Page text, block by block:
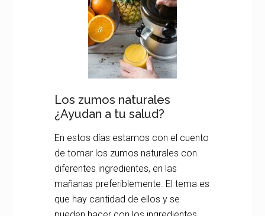
Los zumos naturales
¿Ayudan a tu salud?
En estos días estamos con el cuento
de tomar los zumos naturales con
diferentes ingredientes, en las
mañanas preferiblemente. El tema es
que hay cantidad de ellos y se